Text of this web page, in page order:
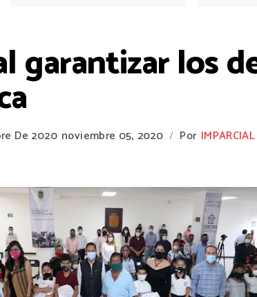
garantizar los
De 2020 noviembre 05, 2020 / Por